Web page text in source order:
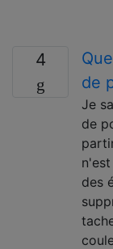
4
de
Je
de
des